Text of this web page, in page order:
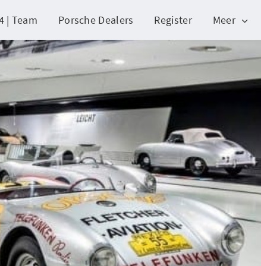
| Team Porsche Dealers Register Meer